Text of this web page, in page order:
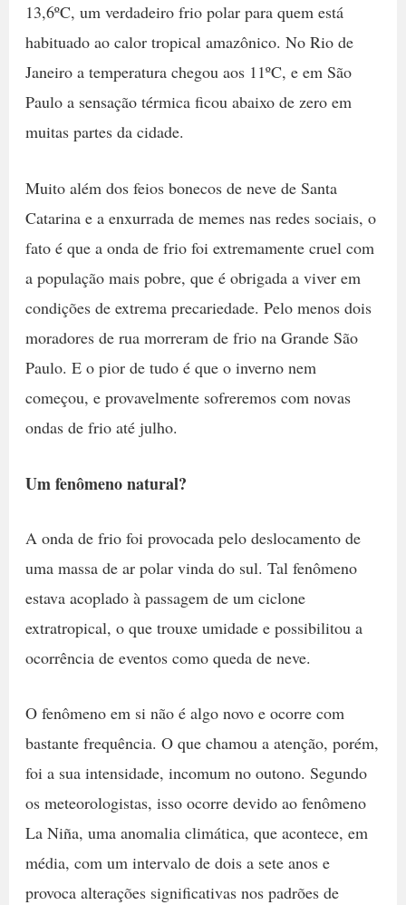
13,6ºC, um verdadeiro frio polar para quem está
habituado ao calor tropical amazônico. No Rio de
Janeiro a temperatura chegou aos 11ºC, e em São
Paulo a sensação térmica ficou abaixo de zero em
muitas partes da cidade.
Muito além dos feios bonecos de neve de Santa
Catarina e a enxurrada de memes nas redes sociais, o
fato é que a onda de frio foi extremamente cruel com
a população mais pobre, que é obrigada a viver em
condições de extrema precariedade. Pelo menos dois
moradores de rua morreram de frio na Grande São
Paulo. E o pior de tudo é que o inverno nem
começou, e provavelmente sofreremos com novas
ondas de frio até julho.
Um fenômeno natural?
A onda de frio foi provocada pelo deslocamento de
uma massa de ar polar vinda do sul. Tal fenômeno
estava acoplado à passagem de um ciclone
extratropical, o que trouxe umidade e possibilitou a
ocorrência de eventos como queda de neve.
O fenômeno em si não é algo novo e ocorre com
bastante frequência. O que chamou a atenção, porém,
foi a sua intensidade, incomum no outono. Segundo
os meteorologistas, isso ocorre devido ao fenômeno
La Niña, uma anomalia climática, que acontece, em
média, com um intervalo de dois a sete anos e
provoca alterações significativas nos padrões de